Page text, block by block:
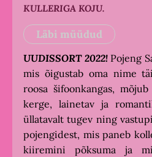
KULLERIGA KOJU.
Läbi müüdud
UUDISSORT 2022!Pojeng
mis õigustab oma nime
roosa šifoonkangas,
kerge, lainetav ja
üllatavalt tugev ning
pojengidest, mis paneb
kiiremini põksuma ja